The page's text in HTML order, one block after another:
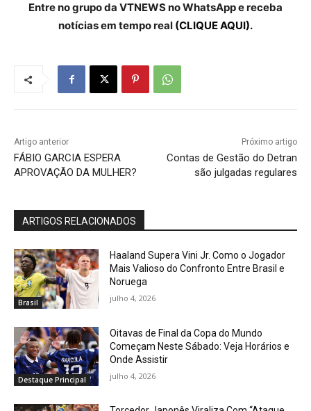
Entre no grupo da VTNEWS no WhatsApp e receba
notícias em tempo real (CLIQUE AQUI).
Artigo anterior
FÁBIO GARCIA ESPERA
APROVAÇÃO DA MULHER?
Próximo artigo
Contas de Gestão do Detran
são julgadas regulares
ARTIGOS RELACIONADOS
Brasil
Haaland Supera Vini Jr. Como o Jogador
Mais Valioso do Confronto Entre Brasil e
Noruega
julho 4, 2026
Destaque Principal
Oitavas de Final da Copa do Mundo
Começam Neste Sábado: Veja Horários e
Onde Assistir
julho 4, 2026